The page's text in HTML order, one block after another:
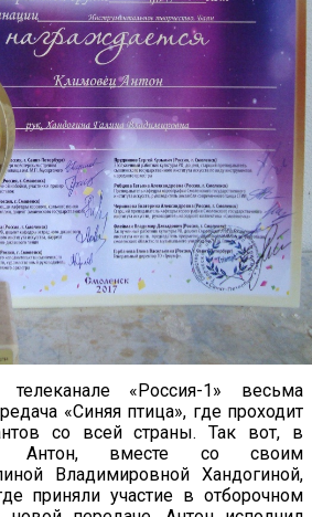
«Россия-1» весьма
«Синяя птица», где проходит
со всей страны. Так вот, в
Антон, вместе со своим
Владимировной Хандогиной,
приняли участие в отборочном